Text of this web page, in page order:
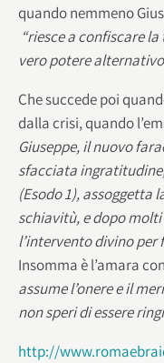
quando nemmeno
“riesce a confiscare
vero potere
Che succede poi
dalla crisi, quando
Giuseppe, il nuovo
sfacciata
(Esodo 1), assoggetta
schiavitù, e dopo
l’intervento divino per
Insomma è l’amara
assume l’onere e il
non speri di essere
http://